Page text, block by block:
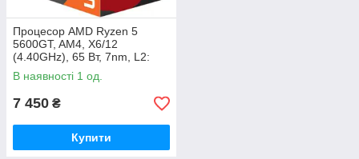
Процесор AMD Ryzen 5
5600GT, AM4, X6/12
(4.40GHz), 65 Вт, 7nm, L2:
3MB, L3: 16MB, AMD Radeon
Vega 7
В наявності 1 од.
7 450 ₴
Купити